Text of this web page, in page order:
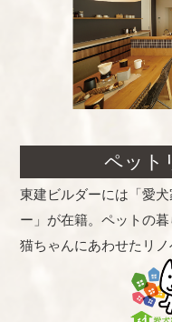
ペット
東建ビルダーには「愛
ー」が在籍。ペットの
猫ちゃんにあわせたリ